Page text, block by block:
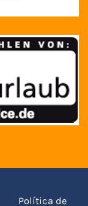
Política de